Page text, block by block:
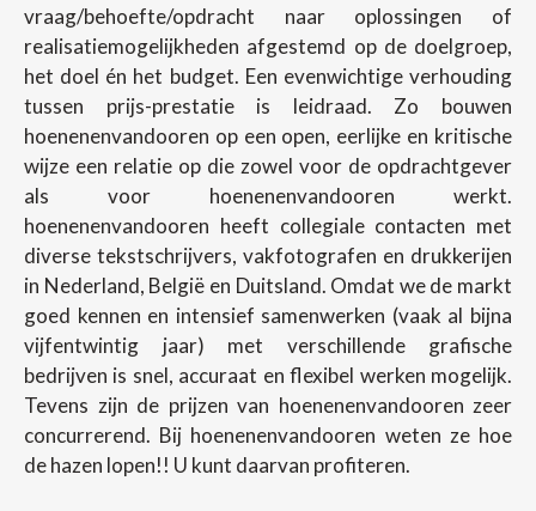
vraag/behoefte/opdracht naar oplossingen of
realisatiemogelijkheden afgestemd op de doelgroep,
het doel én het budget. Een evenwichtige verhouding
tussen prijs-prestatie is leidraad. Zo bouwen
hoenenenvandooren op een open, eerlijke en kritische
wijze een relatie op die zowel voor de opdrachtgever
als voor hoenenenvandooren werkt.
hoenenenvandooren heeft collegiale contacten met
diverse tekstschrijvers, vakfotografen en drukkerijen
in Nederland, België en Duitsland. Omdat we de markt
goed kennen en intensief samenwerken (vaak al bijna
vijfentwintig jaar) met verschillende grafische
bedrijven is snel, accuraat en flexibel werken mogelijk.
Tevens zijn de prijzen van hoenenenvandooren zeer
concurrerend. Bij hoenenenvandooren weten ze hoe
de hazen lopen!! U kunt daarvan profiteren.